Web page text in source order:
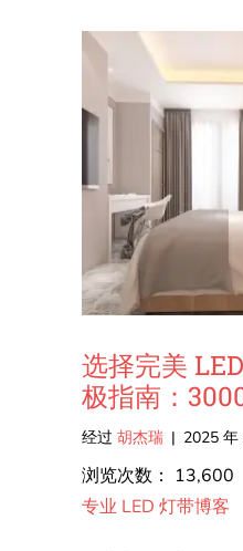
选择完美
极指南：
经过 胡杰瑞 | 2025 年
浏览次数： 13,600
专业 LED 灯带博客